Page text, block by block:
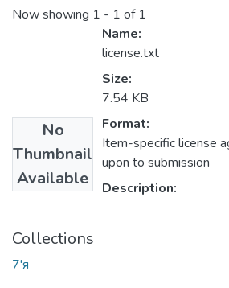
Now showing 1 - 1 of 1
No
Thumbnail
Available
Name:
license.txt
Size:
7.54 KB
Format:
Item-specific license
upon to submission
Description:
Collections
7'я